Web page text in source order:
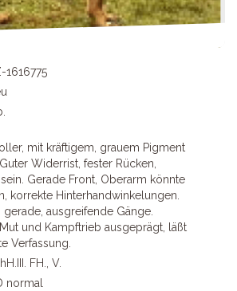
1616775
mit kräftigem, grauem Pigment
Widerrist, fester Rücken,
Gerade Front, Oberarm könnte
korrekte Hinterhandwinkelungen.
ausgreifende Gänge.
und Kampftrieb ausgeprägt, läßt
Verfassung.
FH., V.
normal